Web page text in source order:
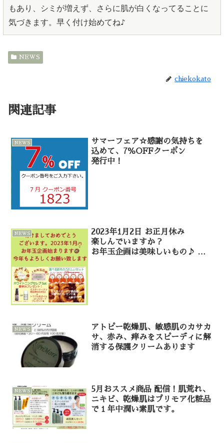
もあり、シミが増えず、さらに肌が白くなってることに
気づきます。早く付け始めてね♪
NEWS
chiekokato
関連記事
NEWS
サマーフェア☆感謝の気持ちを
込めて、7％OFFクーポン
発行中！
NEWS
2023年1月2日 お正月休み
楽しんでいますか？
お年玉企画は美味しいもの♪
NEWS
アトピー乾燥肌、敏感肌のカサカ
サ、赤み、痒みをスピーディに解
消する保護クリームあります
NEWS
5月おススメ商品 配信！肌荒れ、
ニキビ、乾燥肌はプリモア化粧品
で１年中潤い素肌です。